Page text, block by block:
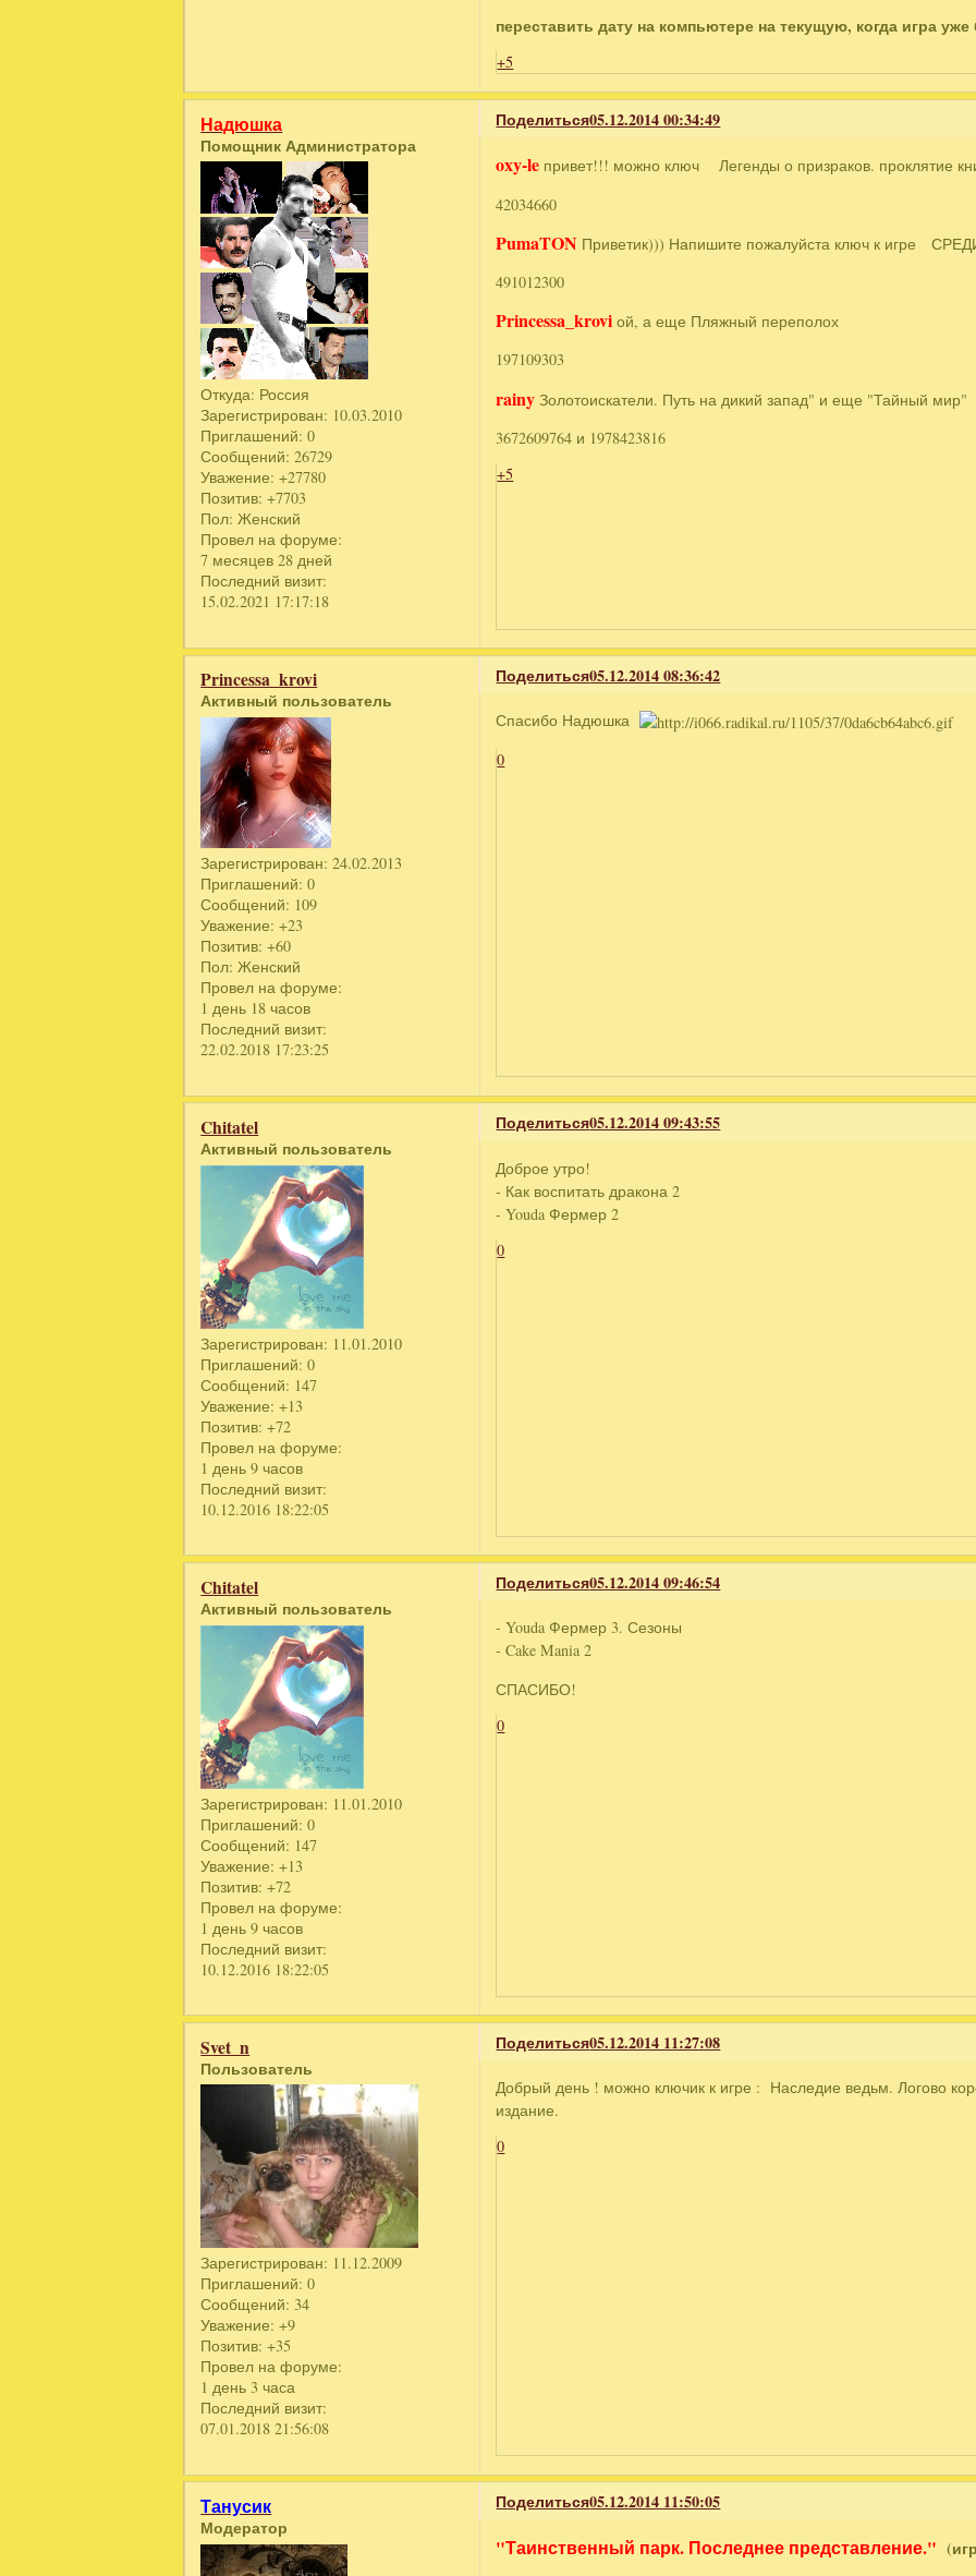
переставить дату на компьютере на текущую, когда игра уже
+5
Поделиться05.12.2014 00:34:49
Надюшка
Помощник Администратора
Откуда: Россия
Зарегистрирован: 10.03.2010
Приглашений: 0
Сообщений: 26729
Уважение: +27780
Позитив: +7703
Пол: Женский
Провел на форуме:
7 месяцев 28 дней
Последний визит:
15.02.2021 17:17:18
oxy-le привет!!! можно ключ Легенды о призраков. проклятие
42034660
PumaTON Приветик))) Напишите пожалуйста ключ к игре
491012300
Princessa_krovi ой, а еще Пляжный переполох
197109303
rainy Золотоискатели. Путь на дикий запад" и еще "Тайный мир"
3672609764 и 1978423816
+5
Поделиться05.12.2014 08:36:42
Princessa_krovi
Активный пользователь
Зарегистрирован: 24.02.2013
Приглашений: 0
Сообщений: 109
Уважение: +23
Позитив: +60
Пол: Женский
Провел на форуме:
1 день 18 часов
Последний визит:
22.02.2018 17:23:25
Спасибо Надюшка
0
Поделиться05.12.2014 09:43:55
Chitatel
Активный пользователь
Зарегистрирован: 11.01.2010
Приглашений: 0
Сообщений: 147
Уважение: +13
Позитив: +72
Провел на форуме:
1 день 9 часов
Последний визит:
10.12.2016 18:22:05
Доброе утро!
- Как воспитать дракона 2
- Youda Фермер 2
0
Поделиться05.12.2014 09:46:54
Chitatel
Активный пользователь
Зарегистрирован: 11.01.2010
Приглашений: 0
Сообщений: 147
Уважение: +13
Позитив: +72
Провел на форуме:
1 день 9 часов
Последний визит:
10.12.2016 18:22:05
- Youda Фермер 3. Сезоны
- Cake Mania 2
СПАСИБО!
0
Поделиться05.12.2014 11:27:08
Svet_n
Пользователь
Зарегистрирован: 11.12.2009
Приглашений: 0
Сообщений: 34
Уважение: +9
Позитив: +35
Провел на форуме:
1 день 3 часа
Последний визит:
07.01.2018 21:56:08
Добрый день ! можно ключик к игре : Наследие ведьм. Логово
издание.
0
Поделиться05.12.2014 11:50:05
Танусик
Модератор
"Таинственный парк. Последнее представление."